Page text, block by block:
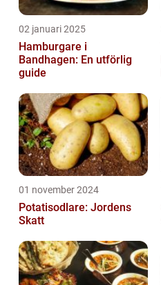
02 januari 2025
Hamburgare i
Bandhagen: En utförlig
guide
01 november 2024
Potatisodlare: Jordens
Skatt